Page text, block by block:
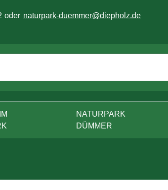
oder naturpark-duemmer@diepholz.de
NATURPARK
DÜMMER